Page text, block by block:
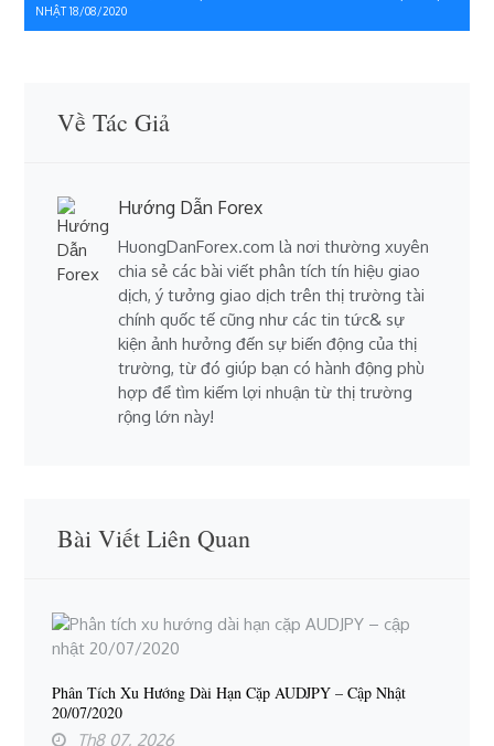
viết
NHẬT 18/08/2020
Về Tác Giả
Hướng Dẫn Forex
HuongDanForex.com là nơi thường xuyên
chia sẻ các bài viết phân tích tín hiệu giao
dịch, ý tưởng giao dịch trên thị trường tài
chính quốc tế cũng như các tin tức& sự
kiện ảnh hưởng đến sự biến động của thị
trường, từ đó giúp bạn có hành động phù
hợp để tìm kiếm lợi nhuận từ thị trường
rộng lớn này!
Bài Viết Liên Quan
Phân Tích Xu Hướng Dài Hạn Cặp AUDJPY – Cập Nhật
20/07/2020
Th8 07, 2026